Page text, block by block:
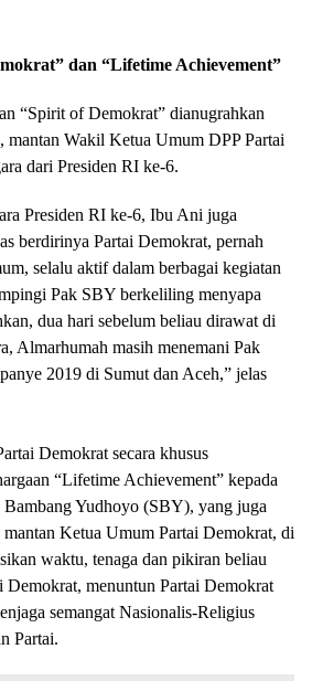
dan “Lifetime Achievement”
“Spirit of Demokrat” dianugrahkan
mantan Wakil Ketua Umum DPP Partai
dari Presiden RI ke-6.
Presiden RI ke-6, Ibu Ani juga
berdirinya Partai Demokrat, pernah
selalu aktif dalam berbagai kegiatan
Pak SBY berkeliling menyapa
dua hari sebelum beliau dirawat di
Almarhumah masih menemani Pak
2019 di Sumut dan Aceh,” jelas
Demokrat secara khusus
“Lifetime Achievement” kepada
Yudhoyo (SBY), yang juga
mantan Ketua Umum Partai Demokrat, di
waktu, tenaga dan pikiran beliau
Demokrat, menuntun Partai Demokrat
semangat Nasionalis-Religius
Partai.